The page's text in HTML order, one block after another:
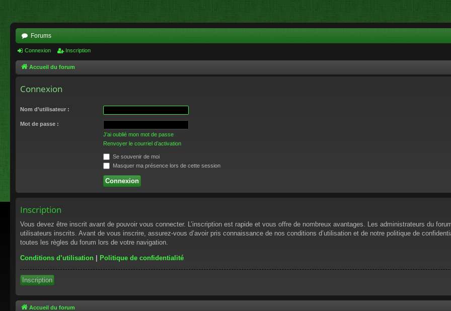
Forums
Connexion Inscription
Accueil du forum
Connexion
Nom d’utilisateur :
Mot de passe :
J’ai oublié mon mot de passe
Renvoyer le courriel d’activation
Se souvenir de moi
Masquer ma présence lors de cette session
Inscription
Vous devez être inscrit avant de pouvoir vous connecter. L’inscription est rapide et vous offre de nombreux avantages. Les administrateurs du
utilisateurs inscrits. Avant de vous inscrire, assurez-vous d’avoir pris connaissance de nos conditions d’utilisation et de notre politique de
toutes les règles du forum lors de votre navigation.
Conditions d’utilisation | Politique de confidentialité
Inscription
Accueil du forum